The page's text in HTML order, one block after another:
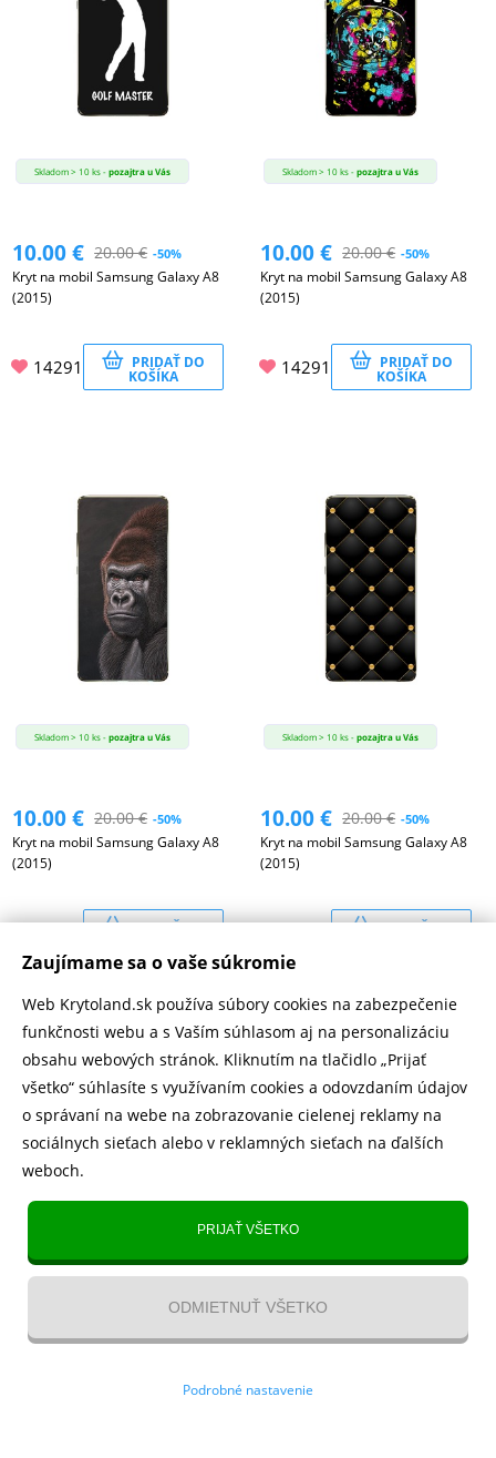
Skladom > 10 ks -pozajtra u Vás
10.00€ 20.00€ -50%
Kryt na mobil Samsung Galaxy A8
(2015)
14291 PRIDAŤ DO
KOŠÍKA
Skladom > 10 ks -pozajtra u Vás
10.00€ 20.00€ -50%
Kryt na mobil Samsung Galaxy A8
(2015)
14291 PRIDAŤ DO
KOŠÍKA
Skladom > 10 ks -pozajtra u Vás
10.00€ 20.00€ -50%
Kryt na mobil Samsung Galaxy A8
(2015)
PRIDAŤ DO
Skladom > 10 ks -pozajtra u Vás
10.00€ 20.00€ -50%
Kryt na mobil Samsung Galaxy A8
(2015)
PRIDAŤ DO
pozajtra u Vás Skladom > 10 ks -
10.00
Zaujímame sa o vaše súkromie
Web Krytoland.sk používa súbory cookies na zabezpečenie
funkčnosti webu a s Vaším súhlasom aj na personalizáciu
obsahu webových stránok. Kliknutím na tlačidlo „Prijať
všetko“ súhlasíte s využívaním cookies a odovzdaním údajov
o správaní na webe na zobrazovanie cielenej reklamy na
sociálnych sieťach alebo v reklamných sieťach na ďalších
weboch.
PRIJAŤ VŠETKO
ODMIETNUŤ VŠETKO
Podrobné nastavenie